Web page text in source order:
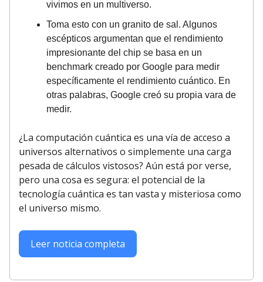
vivimos en un multiverso.
Toma esto con un granito de sal. Algunos
escépticos argumentan que el rendimiento
impresionante del chip se basa en un
benchmark creado por Google para medir
específicamente el rendimiento cuántico. En
otras palabras, Google creó su propia vara de
medir.
¿La computación cuántica es una vía de acceso a
universos alternativos o simplemente una carga
pesada de cálculos vistosos? Aún está por verse,
pero una cosa es segura: el potencial de la
tecnología cuántica es tan vasta y misteriosa como
el universo mismo.
Leer noticia completa